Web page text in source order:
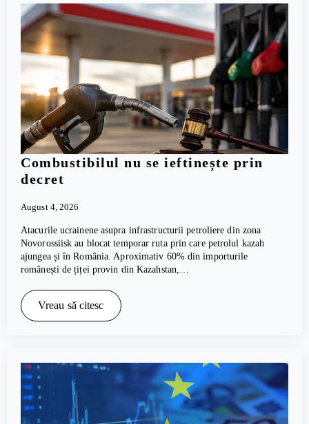
Combustibilul nu se ieftinește prin
decret
August 4, 2026
Atacurile ucrainene asupra infrastructurii petroliere din zona
Novorossiisk au blocat temporar ruta prin care petrolul kazah
ajungea și în România. Aproximativ 60% din importurile
românești de țiței provin din Kazahstan,…
Vreau să citesc